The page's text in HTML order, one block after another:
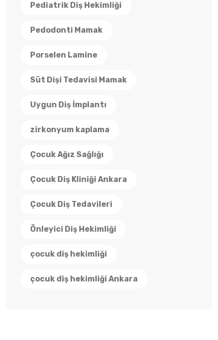
Pediatrik Diş Hekimliği
Pedodonti Mamak
Porselen Lamine
Süt Dişi Tedavisi Mamak
Uygun Diş İmplantı
zirkonyum kaplama
Çocuk Ağız Sağlığı
Çocuk Diş Kliniği Ankara
Çocuk Diş Tedavileri
Önleyici Diş Hekimliği
çocuk diş hekimliği
çocuk diş hekimliği Ankara